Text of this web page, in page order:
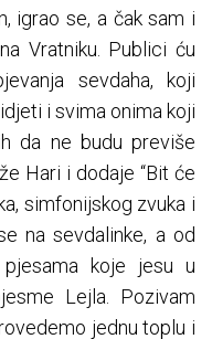
igrao se, a čak sam i
Vratniku. Publici ću
sevdaha, koji
i svima onima koji
da ne budu previše
Hari i dodaje “Bit će
simfonijskog zvuka i
na sevdalinke, a od
koje jesu u
Lejla. Pozivam
jednu toplu i